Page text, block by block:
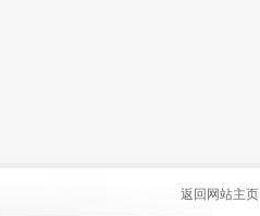
返回网站主页